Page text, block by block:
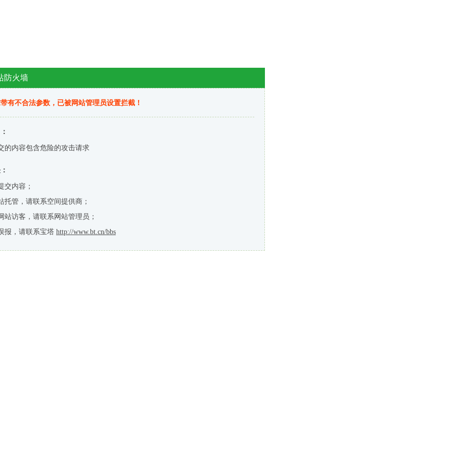
防火墙
有不合法参数，已被网站管理员设置拦截！
的内容包含危险的攻击请求
交内容；
托管，请联系空间提供商；
站访客，请联系网站管理员；
报，请联系宝塔 http://www.bt.cn/bbs